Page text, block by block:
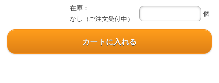
在庫：
なし（ご注文受付中）
個
カートに入れる